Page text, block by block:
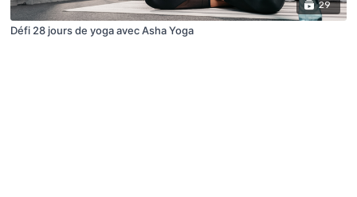
29
Défi 28 jours de yoga avec Asha Yoga